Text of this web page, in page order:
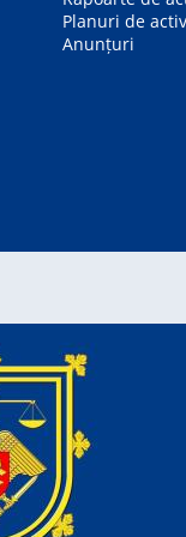
Planuri de
Anunțuri